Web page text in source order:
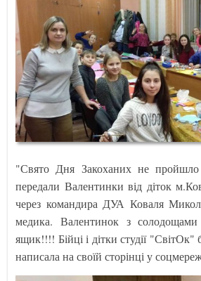
"Свято Дня Закоханих не пройшло
передали Валентинки від діток
через командира ДУА Коваля
медика. Валентинок з солодощами
ящик!!!! Бійці і дітки студії "СвітОк"
написала на своїй сторінці у